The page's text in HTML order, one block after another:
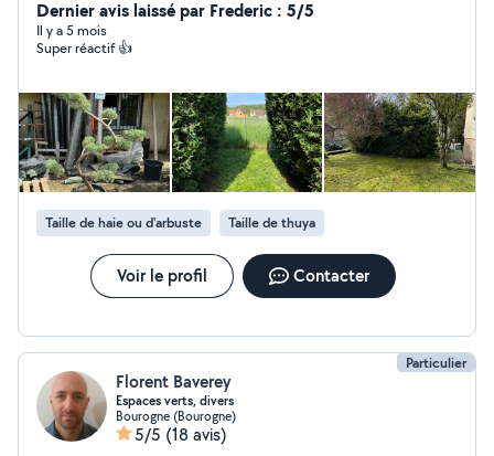
connaissances à mes clients. J'agis sur un large
périmètre autour de Belfort/Montbéliard.
Dernier avis laissé par Frederic : 5/5
Il y a 5 mois
Super réactif 👍
Taille de haie ou d'arbuste Taille de thuya
Voir le profil Contacter
Particulier
Florent Baverey
Espaces verts, divers
Bourogne (Bourogne)
5/5 (18 avis)